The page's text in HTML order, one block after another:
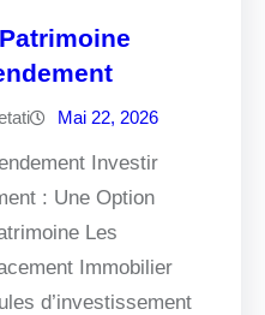
Mai 22, 2026
Investir
: Une Option
Les
Immobilier
d’investissement